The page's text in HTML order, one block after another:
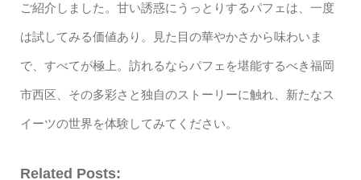
ご紹介しました。甘い誘惑にうっとりするパフェは、一度
は試してみる価値あり。見た目の華やかさから味わいま
で、すべてが極上。訪れるならパフェを堪能するべき福岡
市西区、その多彩さと独自のストーリーに触れ、新たなス
イーツの世界を体験してみてください。
Related Posts: